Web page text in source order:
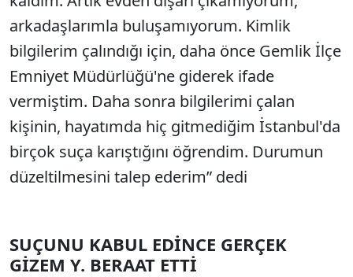
arkadaşlarımla buluşamıyorum. Kimlik
bilgilerim çalındığı için, daha önce Gemlik İlçe
Emniyet Müdürlüğü'ne giderek ifade
vermiştim. Daha sonra bilgilerimi çalan
kişinin, hayatımda hiç gitmediğim İstanbul'da
birçok suça karıştığını öğrendim. Durumun
düzeltilmesini talep ederim” dedi
SUÇUNU KABUL EDİNCE GERÇEK
GİZEM Y. BERAAT ETTİ